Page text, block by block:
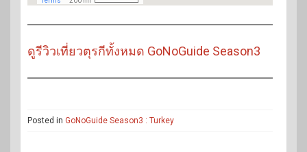
ดูรีวิวเที่ยวตุรกีทั้งหมด GoNoGuide Season3
Posted in GoNoGuide Season3 : Turkey